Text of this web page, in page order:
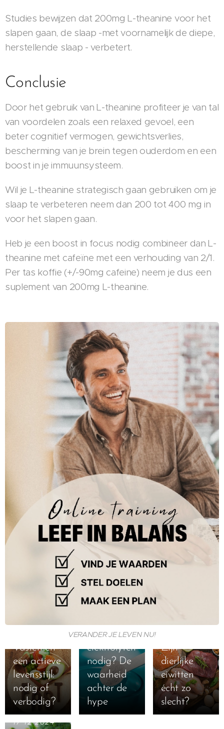
Studies bewijzen dat 200mg L-theanine voor het
slapen gaan, de slaap -met voornamelijk de diepe,
herstellende slaap - verbetert.
Conclusie
Door het gebruik van L-theanine profiteer je van tal
van voordelen zoals een relaxed gevoel, een
beter cognitief vermogen, gewichtsverlies,
bescherming van je brein tegen ouderdom en een
boost in je immuunsysteem.
Wil je L-theanine strategisch gaan gebruiken om je
slaap te verbeteren neem dan 200 tot 400 mg in
voor het slapen gaan.
Heb je een boost in focus nodig combineer dan L-
theanine met cafeïne met een verhouding van 2/1.
Per tas koffie (+/-90mg cafeine) neem je dus een
suplement van 200mg L-theanine.
VERANDER JE LEVEN NU!
Vasten en
een actieve
levensstijl:
nodig of
verbodig?
extra
elektrolyten
nodig? De
waarheid
achter de
hype
Zijn
dierlijke
eiwitten
écht zo
slecht?
17-12-2024